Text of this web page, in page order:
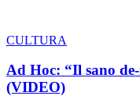
CULTURA
Ad Hoc: “Il sano
(VIDEO)